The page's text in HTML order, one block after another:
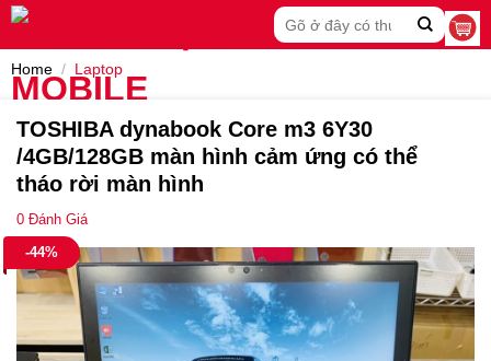
Skip
Search
for:
Home / Laptop
TOSHIBA dynabook Core m3 6Y30
/4GB/128GB màn hình cảm ứng có thể
tháo rời màn hình
0 Đánh Giá
-44%